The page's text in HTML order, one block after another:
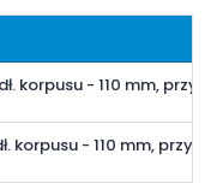
korpusu - 110 mm,
korpusu - 110 mm,